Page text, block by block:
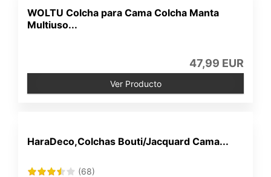
WOLTU Colcha para Cama Colcha Manta
Multiuso...
47,99 EUR
Ver Producto
HaraDeco,Colchas Bouti/Jacquard Cama...
(68)